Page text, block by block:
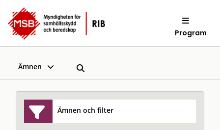
Program
Ämnen
Ämnen och filter